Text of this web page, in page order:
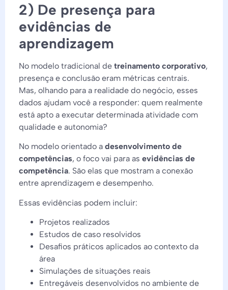
2) De presença para
evidências de
aprendizagem
No modelo tradicional de treinamento corporativo,
presença e conclusão eram métricas centrais.
Mas, olhando para a realidade do negócio, esses
dados ajudam você a responder: quem realmente
está apto a executar determinada atividade com
qualidade e autonomia?
No modelo orientado a desenvolvimento de
competências, o foco vai para as evidências de
competência. São elas que mostram a conexão
entre aprendizagem e desempenho.
Essas evidências podem incluir:
Projetos realizados
Estudos de caso resolvidos
Desafios práticos aplicados ao contexto da
área
Simulações de situações reais
Entregáveis desenvolvidos no ambiente de